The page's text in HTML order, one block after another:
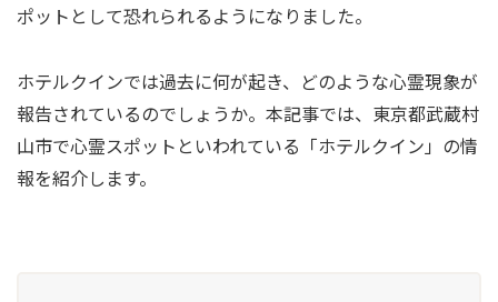
ポットとして恐れられるようになりました。
ホテルクインでは過去に何が起き、どのような心霊現象が
報告されているのでしょうか。本記事では、東京都武蔵村
山市で心霊スポットといわれている「ホテルクイン」の情
報を紹介します。